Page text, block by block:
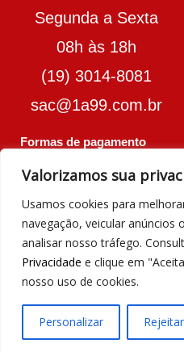
Valorizamos sua
Usamos cookies para
navegação, veicular anúncios
analisar nosso tráfego.
Privacidade e clique em
nosso uso de cookies.
Personalizar
Segunda a Sexta
08h às 18h
(19) 3014-8081
sac@1a99.com.br
Formas de pagamento
© 2023 por
Cada achado é um
direitos